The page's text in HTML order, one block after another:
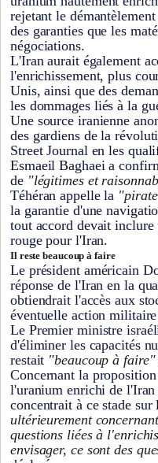
rejetant le
des garanties que les
négociations.
L'Iran aurait également
l'enrichissement, plus
Unis, ainsi que des
les dommages liés à la
Une source iranienne
des gardiens de la
Street Journal en les
Esmaeil Baghaei a
de "légitimes et
Téhéran appelle la
la garantie d'une
tout accord devait
rouge pour l'Iran.
Il reste beaucoup à faire
Le président américain
réponse de l'Iran en la
obtiendrait l'accès aux
éventuelle action militaire
Le Premier ministre
d'éliminer les capacités
restait "beaucoup à faire"
Concernant la
l'uranium enrichi de l'Iran
concentrait à ce stade
ultérieurement
questions liées à
envisager, ce sont des